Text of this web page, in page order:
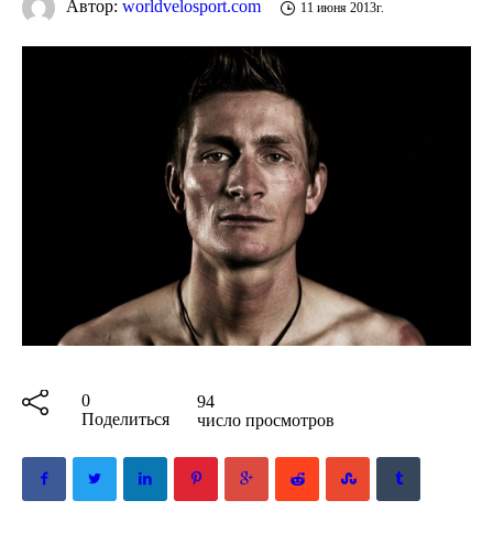
Автор: worldvelosport.com 11 июня 2013г.
0
Поделиться
94
число просмотров